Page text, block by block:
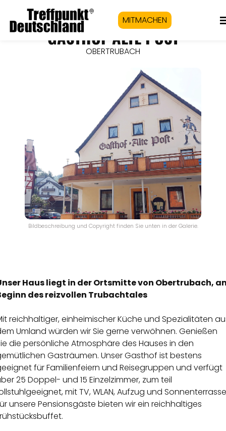
MITMACHEN
GASTHOF ALTE POST
OBERTRUBACH
Bildbeschreibung und Copyright finden Sie unten in der Galerie.
Haus liegt in der Ortsmitte von Obertrubach,
des reizvollen Trubachtales
reichhaltiger, einheimischer Küche und Spezialitäten
Umland würden wir Sie gerne verwöhnen. Genießen
die persönliche Atmosphäre des Hauses in den
Gasträumen. Unser Gasthof ist bestens
für Familienfeiern und Reisegruppen und verfügt
25 Doppel- und 15 Einzelzimmer, zum teil
mit TV, WLAN, Aufzug und
unsere Pensionsgäste bieten wir ein reichhaltiges